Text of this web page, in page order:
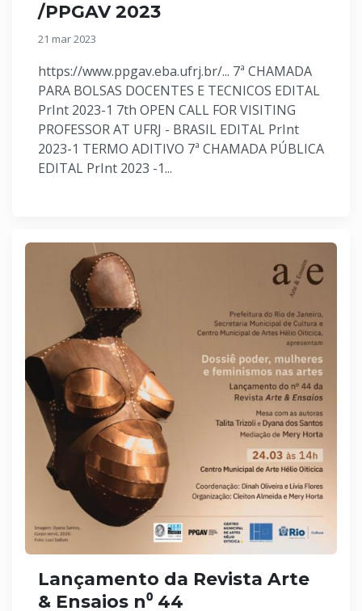
/PPGAV 2023
21 mar 2023
https://www.ppgav.eba.ufrj.br/... 7ª CHAMADA
PARA BOLSAS DOCENTES E TECNICOS EDITAL
PrInt 2023-1 7th OPEN CALL FOR VISITING
PROFESSOR AT UFRJ - BRASIL EDITAL PrInt
2023-1 TERMO ADITIVO 7ª CHAMADA PÚBLICA
EDITAL PrInt 2023 -1...
Lançamento da Revista Arte
& Ensaios n⁰ 44